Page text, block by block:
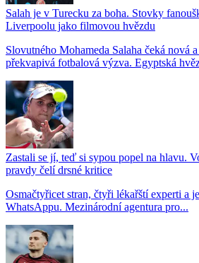
Salah je v Turecku za boha. Stovky
Liverpoolu jako filmovou hvězdu
Slovutného Mohameda Salaha čeká nová
překvapivá fotbalová výzva. Egyptská
Zastali se jí, teď si sypou popel na hlavu.
pravdy čelí drsné kritice
Osmačtyřicet stran, čtyři lékařští experti a
WhatsAppu. Mezinárodní agentura pro...